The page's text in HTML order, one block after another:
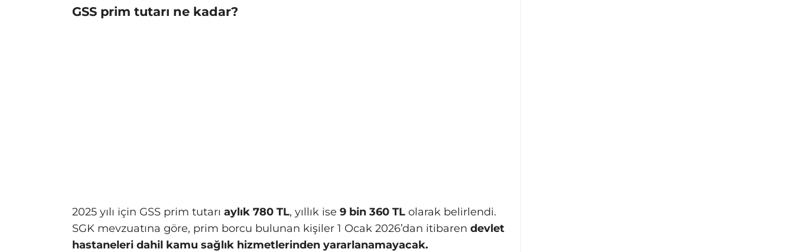
GSS prim tutarı ne kadar?
2025 yılı için GSS prim tutarı aylık 780 TL, yıllık ise 9 bin 360 TL olarak belirlendi.
SGK mevzuatına göre, prim borcu bulunan kişiler 1 Ocak 2026’dan itibaren devlet
hastaneleri dahil kamu sağlık hizmetlerinden yararlanamayacak.